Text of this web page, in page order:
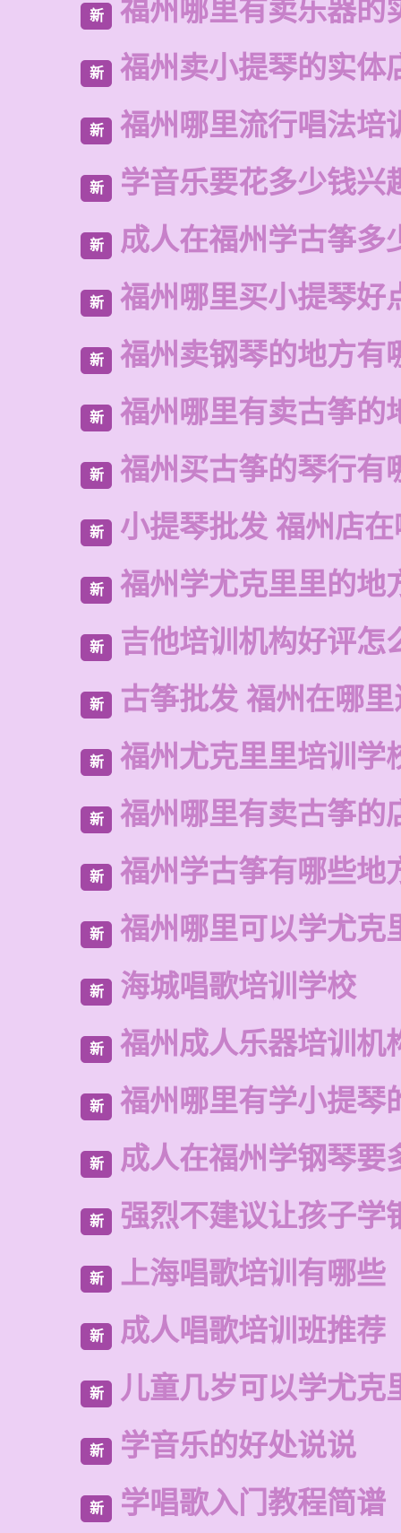
新 福州哪里有卖乐器的
新 福州卖小提琴的实体
新 福州哪里流行唱法培
新 学音乐要花多少钱兴
新 成人在福州学古筝多
新 福州哪里买小提琴好
新 福州卖钢琴的地方有
新 福州哪里有卖古筝的
新 福州买古筝的琴行有
新 小提琴批发 福州店
新 福州学尤克里里的地
新 吉他培训机构好评怎
新 古筝批发 福州在哪
新 福州尤克里里培训学
新 福州哪里有卖古筝的
新 福州学古筝有哪些地
新 福州哪里可以学尤克
新 海城唱歌培训学校
新 福州成人乐器培训机
新 福州哪里有学小提琴
新 成人在福州学钢琴要
新 强烈不建议让孩子学
新 上海唱歌培训有哪些
新 成人唱歌培训班推荐
新 儿童几岁可以学尤克
新 学音乐的好处说说
新 学唱歌入门教程简谱